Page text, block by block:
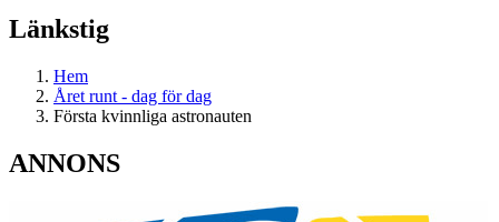
Länkstig
Hem
Året runt - dag för dag
Första kvinnliga astronauten
ANNONS